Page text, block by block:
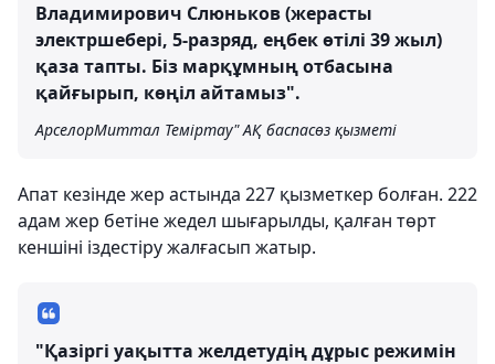
Владимирович Слюньков (жерасты
электршебері, 5-разряд, еңбек өтілі 39 жыл)
қаза тапты. Біз марқұмның отбасына
қайғырып, көңіл айтамыз".
АрселорМиттал Теміртау" АҚ баспасөз қызметі
Апат кезінде жер астында 227 қызметкер болған. 222
адам жер бетіне жедел шығарылды, қалған төрт
кеншіні іздестіру жалғасып жатыр.
"Қазіргі уақытта желдетудің дұрыс режимін